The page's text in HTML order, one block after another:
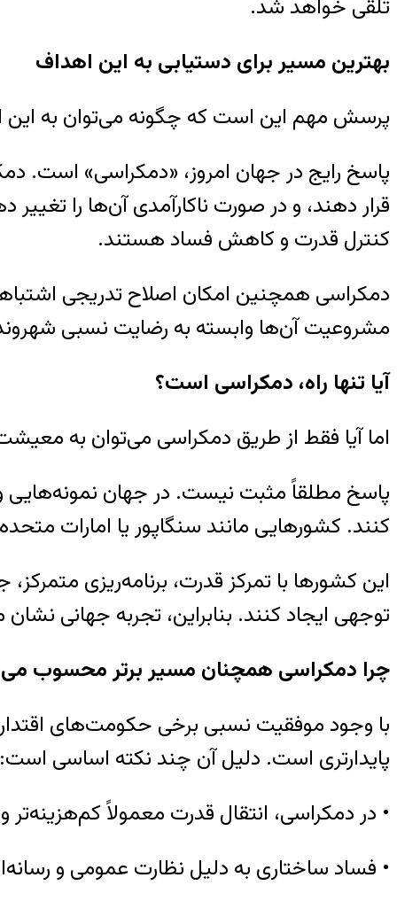
تلقی خواهد شد.
بهترین مسیر برای دستیابی به این اهداف
پرسش مهم این است که چگونه می‌توان به این
پاسخ رایج در جهان امروز، «دمکراسی» است.
قرار دهند، و در صورت ناکارآمدی آن‌ها را
کنترل قدرت و کاهش فساد هستند.
دمکراسی همچنین امکان اصلاح تدریجی
مشروعیت آن‌ها وابسته به رضایت نسبی
آیا تنها راه، دمکراسی است؟
اما آیا فقط از طریق دمکراسی می‌توان به
پاسخ مطلقاً مثبت نیست. در جهان نمونه‌هایی
کنند. کشورهایی مانند سنگاپور یا امارات
این کشورها با تمرکز قدرت، برنامه‌ریزی
توجهی ایجاد کنند. بنابراین، تجربه جهانی
چرا دمکراسی همچنان مسیر برتر محسوب
با وجود موفقیت نسبی برخی حکومت‌های
پایدارتری است. دلیل آن چند نکته اساسی است:
• در دمکراسی، انتقال قدرت معمولاً
• فساد ساختاری به دلیل نظارت عمومی و